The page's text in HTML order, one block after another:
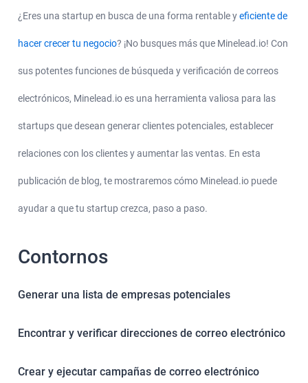
¿Eres una startup en busca de una forma rentable yeficiente de
hacer crecer tu negocio? ¡No busques más que Minelead.io! Con
sus potentes funciones de búsqueda y verificación de correos
electrónicos, Minelead.io es una herramienta valiosa para las
startups que desean generar clientes potenciales, establecer
relaciones con los clientes y aumentar las ventas. En esta
publicación de blog, te mostraremos cómo Minelead.io puede
ayudar a que tu startup crezca, paso a paso.
Contornos
Generar una lista de empresas potenciales
Encontrar y verificar direcciones de correo electrónico
Crear y ejecutar campañas de correo electrónico